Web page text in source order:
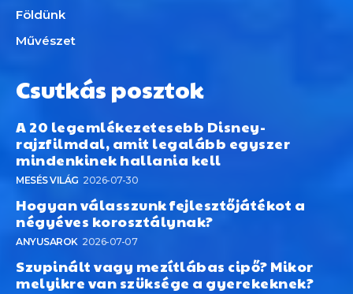
Földünk
Művészet
Csutkás posztok
A 20 legemlékezetesebb Disney-
rajzfilmdal, amit legalább egyszer
mindenkinek hallania kell
MESÉS VILÁG 2026-07-30
Hogyan válasszunk fejlesztőjátékot a
négyéves korosztálynak?
ANYUSAROK 2026-07-07
Szupinált vagy mezítlábas cipő? Mikor
melyikre van szüksége a gyerekeknek?